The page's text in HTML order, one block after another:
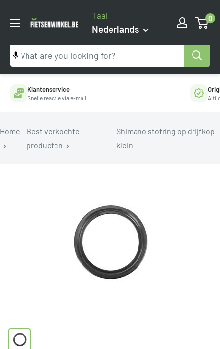
naar
Fietsenwinkel.be
Taal
Nederlands
0
Klantenservice
Snelle reactie via e-mail
Home
Best verkochte
producten
Shimano stofring op drijfkop
klein